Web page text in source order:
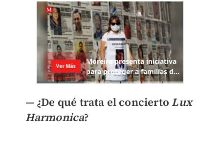
— ¿De qué trata el concierto Lux
Harmonica?